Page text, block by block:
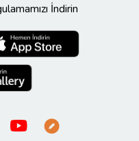
İndirin